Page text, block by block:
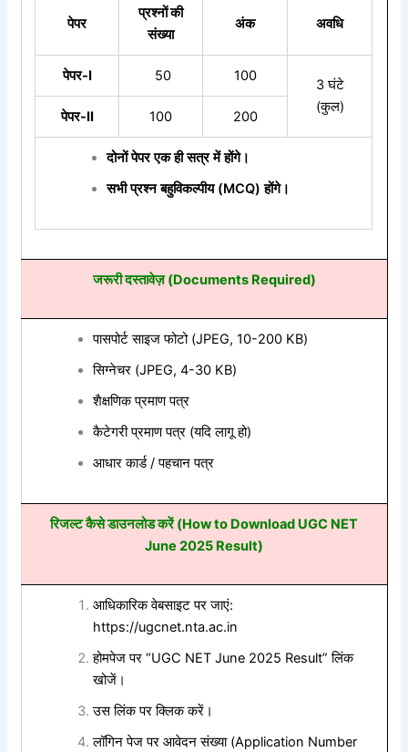
पेपर
प्रश्नों की
संख्या
अंक अवधि
पेपर-I 50 100
3 घंटे
(कुल)
पेपर-II 100 200
दोनों पेपर एक ही सत्र में होंगे।
सभी प्रश्न बहुविकल्पीय (MCQ) होंगे।
जरूरी दस्तावेज़ (Documents Required)
पासपोर्ट साइज फोटो (JPEG, 10-200 KB)
सिग्नेचर (JPEG, 4-30 KB)
शैक्षणिक प्रमाण पत्र
कैटेगरी प्रमाण पत्र (यदि लागू हो)
आधार कार्ड / पहचान पत्र
रिजल्ट कैसे डाउनलोड करें (How to Download UGC NET
June 2025 Result)
आधिकारिक वेबसाइट पर जाएं:
https://ugcnet.nta.ac.in
होमपेज पर “UGC NET June 2025 Result” लिंक
खोजें।
उस लिंक पर क्लिक करें।
लॉगिन पेज पर आवेदन संख्या (Application Number